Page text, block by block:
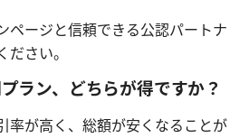
ページと信頼できる公認パートナ
さい。
ラン、どちらが得ですか？
率が高く、総額が安くなることが